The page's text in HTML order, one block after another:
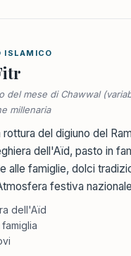
ISLAMICO
del mese di Chawwal
millenaria
rottura del digiuno del
dell'Aïd, pasto in
alle famiglie, dolci
festiva
dell'Aïd